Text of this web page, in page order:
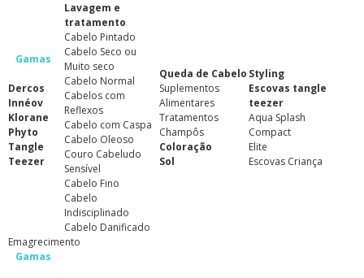
Gamas
Dercos
Innéov
Klorane
Phyto
Tangle
Teezer
Lavagem e
tratamento
Cabelo Pintado
Cabelo Seco ou
Muito seco
Cabelo Normal
Cabelos com
Reflexos
Cabelo com Caspa
Cabelo Oleoso
Couro Cabeludo
Sensível
Cabelo Fino
Cabelo
Indisciplinado
Cabelo Danificado
Queda de Cabelo
Suplementos
Alimentares
Tratamentos
Champôs
Coloração
Sol
Styling
Escovas tangle
teezer
Aqua Splash
Compact
Elite
Escovas Criança
Emagrecimento
Gamas